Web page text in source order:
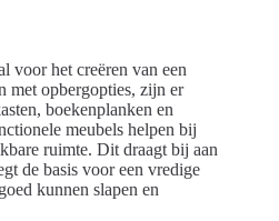
voor het creëren van een
met opbergopties, zijn er
boekenplanken en
meubels helpen bij
ruimte. Dit draagt bij aan
de basis voor een vredige
kunnen slapen en